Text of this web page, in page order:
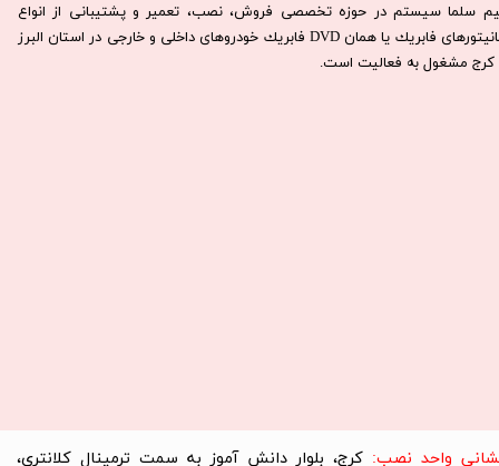
سلما سيستم در حوزه تخصصی فروش، نصب، تعمير و پشتيبانی از انواع
مانيتورهای فابريك يا همان DVD فابريك خودروهای داخلی و خارجی در استان البرز
كرج مشغول به فعاليت است.​​​​​​​
واحد نصب: کرج، بلوار دانش آموز به سمت ترمینال کلانتری،